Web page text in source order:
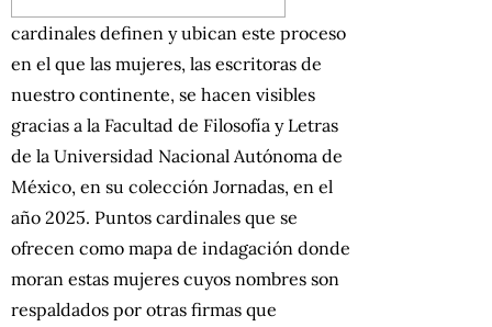
cardinales definen y ubican este proceso
en el que las mujeres, las escritoras de
nuestro continente, se hacen visibles
gracias a la Facultad de Filosofía y Letras
de la Universidad Nacional Autónoma de
México, en su colección Jornadas, en el
año 2025. Puntos cardinales que se
ofrecen como mapa de indagación donde
moran estas mujeres cuyos nombres son
respaldados por otras firmas que